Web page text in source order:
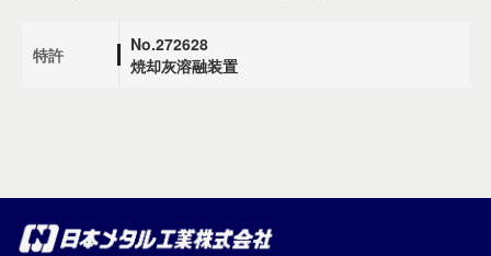
特許
No.272628
焼却灰溶融装置